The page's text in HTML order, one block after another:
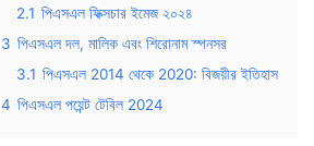
2.1 পিএসএল ফিক্সচার ইমেজ ২০২৪
3 পিএসএল দল, মালিক এবং শিরোনাম স্পনসর
3.1 পিএসএল 2014 থেকে 2020: বিজয়ীর ইতিহাস
4 পিএসএল পয়েন্ট টেবিল 2024